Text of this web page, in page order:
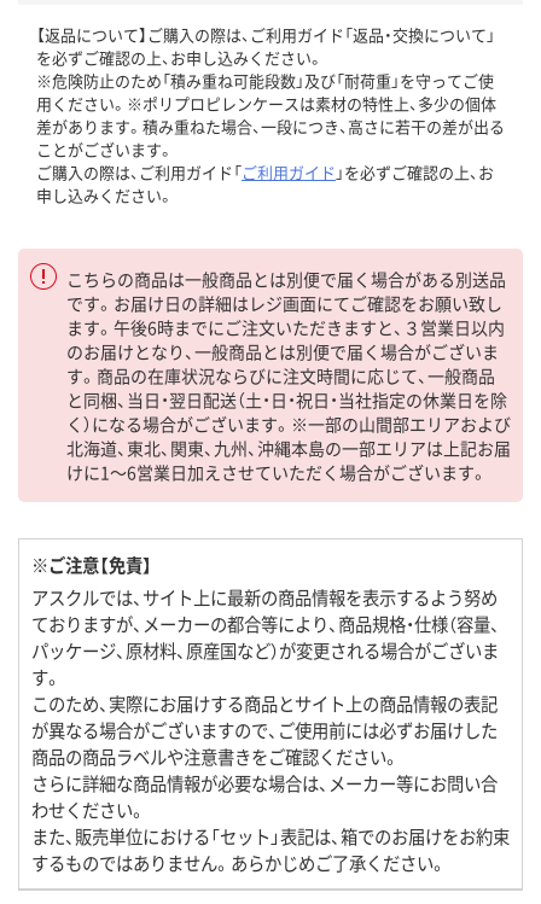
【返品について】ご購入の際は、ご利用ガイド「返品・交換について」
を必ずご確認の上、お申し込みください。
※危険防止のため「積み重ね可能段数」及び「耐荷重」を守ってご使
用ください。※ポリプロピレンケースは素材の特性上、多少の個体
差があります。積み重ねた場合、一段につき、高さに若干の差が出る
ことがございます。
ご購入の際は、ご利用ガイド「ご利用ガイド 」を必ずご確認の上、お
申し込みください。
こちらの商品は一般商品とは別便で届く場合がある別送品
です。お届け日の詳細はレジ画面にてご確認をお願い致し
ます。午後6時までにご注文いただきますと、３営業日以内
のお届けとなり、一般商品とは別便で届く場合がございま
す。商品の在庫状況ならびに注文時間に応じて、一般商品
と同梱、当日・翌日配送（土・日・祝日・当社指定の休業日を除
く）になる場合がございます。※一部の山間部エリアおよび
北海道、東北、関東、九州、沖縄本島の一部エリアは上記お届
けに1～6営業日加えさせていただく場合がございます。
※ご注意【免責】
アスクルでは、サイト上に最新の商品情報を表示するよう努め
ておりますが、メーカーの都合等により、商品規格・仕様（容量、
パッケージ、原材料、原産国など）が変更される場合がございま
す。
このため、実際にお届けする商品とサイト上の商品情報の表記
が異なる場合がございますので、ご使用前には必ずお届けした
商品の商品ラベルや注意書きをご確認ください。
さらに詳細な商品情報が必要な場合は、メーカー等にお問い合
わせください。
また、販売単位における「セット」表記は、箱でのお届けをお約束
するものではありません。あらかじめご了承ください。